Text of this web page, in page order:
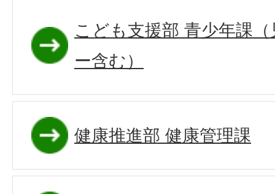
こども支援部 青少年課
ー含む）
健康推進部 健康管理課